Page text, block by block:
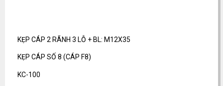
KẸP CÁP 2 RÃNH 3 LỖ + BL: M12X35
KẸP CÁP SỐ 8 (CÁP F8)
KC-100